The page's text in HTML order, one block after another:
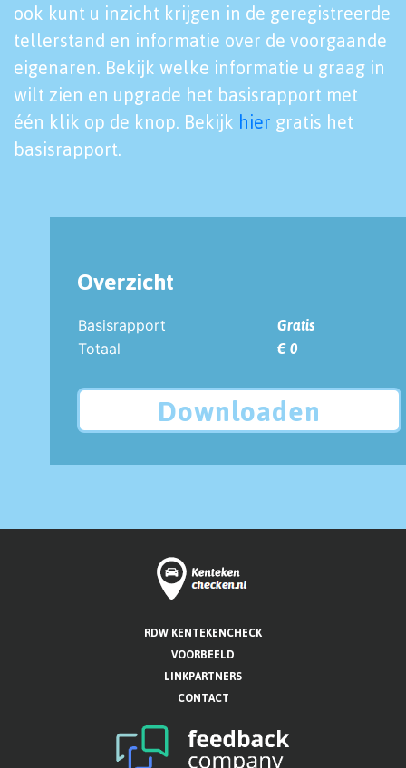
ook kunt u inzicht krijgen in de geregistreerde
tellerstand en informatie over de voorgaande
eigenaren. Bekijk welke informatie u graag in
wilt zien en upgrade het basisrapport met
één klik op de knop. Bekijk hier gratis het
basisrapport.
Overzicht
Basisrapport
Gratis
Totaal
€ 0
Downloaden
RDW KENTEKENCHECK
VOORBEELD
LINKPARTNERS
CONTACT